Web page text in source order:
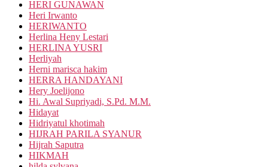
HERI GUNAWAN
Heri Irwanto
HERIWANTO
Herlina Heny Lestari
HERLINA YUSRI
Herliyah
Herni marisca hakim
HERRA HANDAYANI
Hery Joelijono
Hi. Awal Supriyadi, S.Pd. M.M.
Hidayat
Hidriyatul khotimah
HIJRAH PARILA SYANUR
Hijrah Saputra
HIKMAH